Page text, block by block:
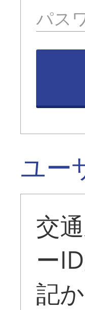
パス
ユー
交
ー
記